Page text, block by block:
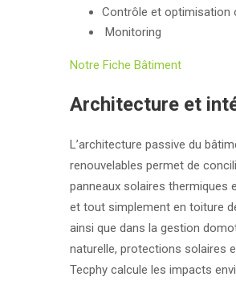
Contrôle et optimisation
Monitoring
Notre Fiche Bâtiment
Architecture et
L’architecture passive du
renouvelables permet de
panneaux solaires
et tout simplement en toiture
ainsi que dans la gestion
naturelle, protections solaires
Tecphy calcule les impacts